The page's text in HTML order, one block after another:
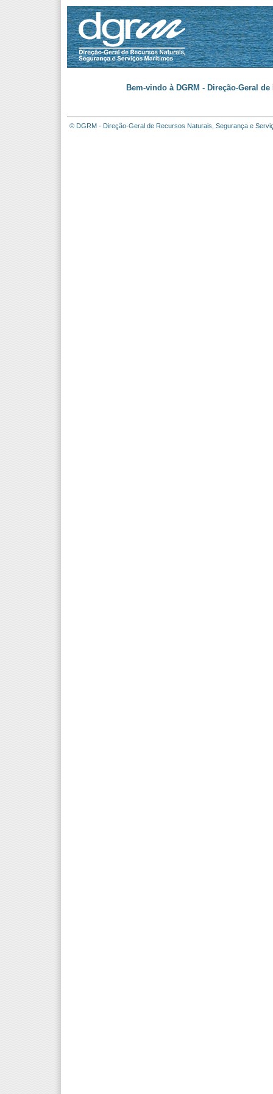
Bem-vindo à DGRM - Direção-Geral
© DGRM - Direção-Geral de Recursos Naturais, Segurança e